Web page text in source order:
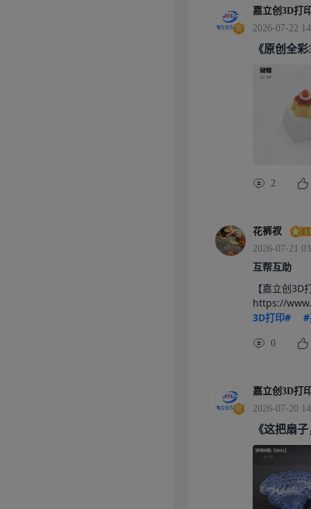
嘉立创3D打
2026-07-22
《原创全
件全品类
2
花裤衩
2026-07-21
互帮互助
【嘉立创
https://
3D打印#
#
0
嘉立创3D打
2026-07-20
《这把扇